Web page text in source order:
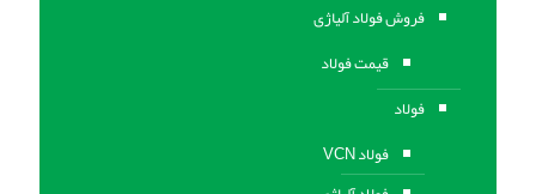
فروش فولاد آلیاژی
قیمت فولاد
فولاد
فولاد VCN